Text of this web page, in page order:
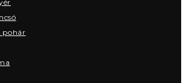
pohár